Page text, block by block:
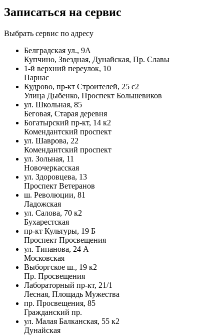
Записаться на сервис
Выбрать сервис по адресу
Белградская ул., 9А
Купчино, Звездная, Дунайская, Пр. Славы
1-й верхний переулок, 10
Парнас
Кудрово, пр-кт Строителей, 25 с2
Улица Дыбенко, Проспект Большевиков
ул. Школьная, 85
Беговая, Старая деревня
Богатырский пр-кт, 14 к2
Комендантский проспект
ул. Шаврова, 22
Комендантский проспект
ул. Зольная, 11
Новочеркасская
ул. Здоровцева, 13
Проспект Ветеранов
ш. Революции, 81
Ладожская
ул. Салова, 70 к2
Бухарестская
пр-кт Культуры, 19 Б
Проспект Просвещения
ул. Типанова, 24 А
Московская
Выборгское ш., 19 к2
Пр. Просвещения
Лабораторный пр-кт, 21/1
Лесная, Площадь Мужества
пр. Просвещения, 85
Гражданский пр.
ул. Малая Балканская, 55 к2
Дунайская